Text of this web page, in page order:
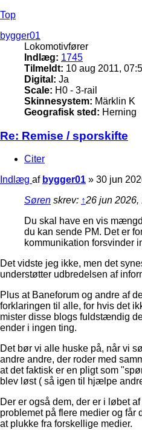
Top
bygger01
Lokomotivfører
Indlæg: 1745
Tilmeldt: 10 aug 2011,
Digital: Ja
Scale: H0 - 3-rail
Skinnesystem: Märklin K
Geografisk sted: Herning
Re: Remise / sporskifte
Citer
Indlæg af bygger01 » 30 jun
Søren skrev: ↑26 jun 2026,
Du skal have en vis
du kan sende PM. Det er
kommunikation forsvinder
Det vidste jeg ikke, men det
understøtter udbredelsen af
Plus at Baneforum og andre af
forklaringen til alle, for hvis det
mister disse blogs fuldstændig
ender i ingen ting.
Det bør vi alle huske på, når vi
andre andre, der roder med
at det faktisk er en pligt som
blev løst ( så igen til hjælpe
Der er også dem, der er i løbet
problemet på flere medier og får
at plukke fra forskellige medier.